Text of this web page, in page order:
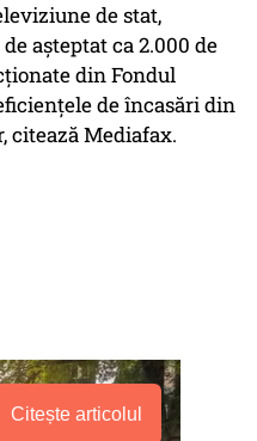
de stat,
așteptat ca 2.000 de
din Fondul
de încasări din
citează Mediafax.
Citește articolul